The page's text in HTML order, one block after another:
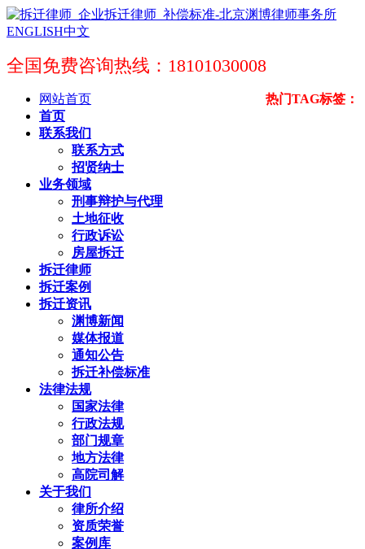
ENGLISH中文
全国免费咨询热线：18101030008
热门TAG标签：
网站首页
首页
联系我们
联系方式
招贤纳士
业务领域
刑事辩护与代理
土地征收
行政诉讼
房屋拆迁
拆迁律师
拆迁案例
拆迁资讯
渊博新闻
媒体报道
通知公告
拆迁补偿标准
法律法规
国家法律
行政法规
部门规章
地方法律
高院司解
关于我们
律所介绍
资质荣誉
案例库